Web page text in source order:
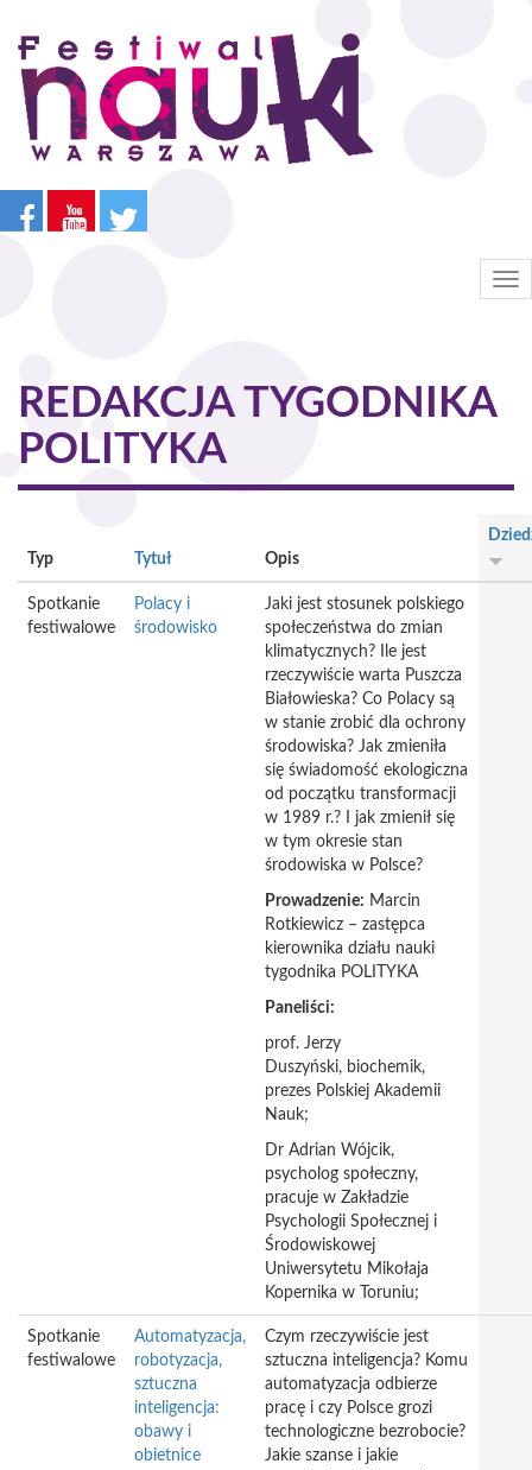
Przejdź
treści
REDAKCJA TYGODNIKA
POLITYKA
Typ Tytuł Opis
Spotkanie
festiwalowe
Polacy i
środowisko
Jaki jest stosunek polskiego
społeczeństwa do zmian
klimatycznych? Ile jest
rzeczywiście warta Puszcza
Białowieska? Co Polacy są
w stanie zrobić dla ochrony
środowiska? Jak zmieniła
się świadomość ekologiczna
od początku transformacji
w 1989 r.? I jak zmienił się
w tym okresie stan
środowiska w Polsce?
Prowadzenie: Marcin
Rotkiewicz – zastępca
kierownika działu nauki
tygodnika POLITYKA
Paneliści:
prof. Jerzy
Duszyński, biochemik,
prezes Polskiej Akademii
Nauk;
Dr Adrian Wójcik,
psycholog społeczny,
pracuje w Zakładzie
Psychologii Społecznej i
Środowiskowej
Uniwersytetu Mikołaja
Kopernika w Toruniu;
Spotkanie
festiwalowe
Automatyzacja,
robotyzacja,
sztuczna
inteligencja:
obawy i
obietnice
Czym rzeczywiście jest
sztuczna inteligencja? Komu
automatyzacja odbierze
pracę i czy Polsce grozi
technologiczne bezrobocie?
Jakie szanse i jakie